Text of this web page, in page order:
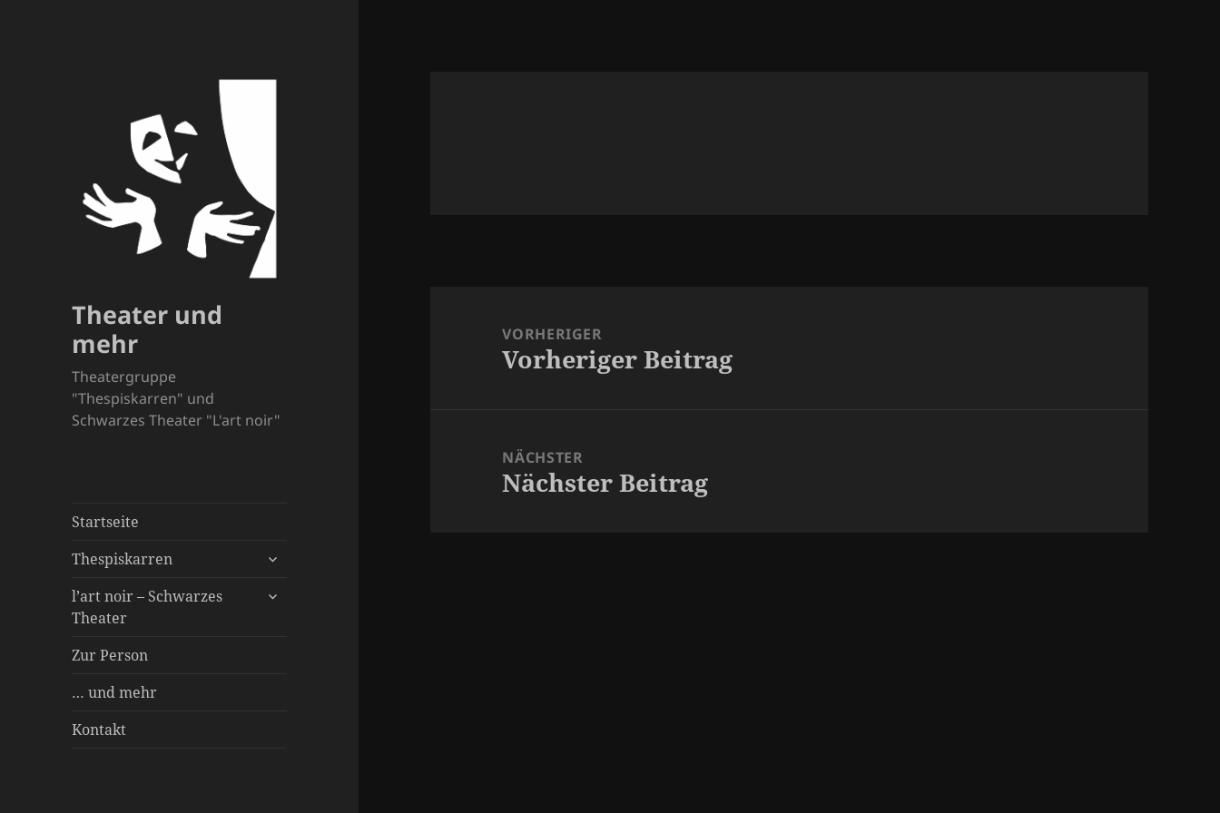
Theater und
mehr
Theatergruppe
"Thespiskarren" und
Schwarzes Theater "L'art noir"
Startseite
Thespiskarren
untermenü
Spielstücke
l’art noir – Schwarzes
Theater
untermenü
Über uns
Inszenierungen
Besonderer Service
Zur Person
… und mehr
Kontakt
VORHERIGER
Vorheriger
Vorheriger Beitrag
NÄCHSTER
Nächster
Nächster Beitrag